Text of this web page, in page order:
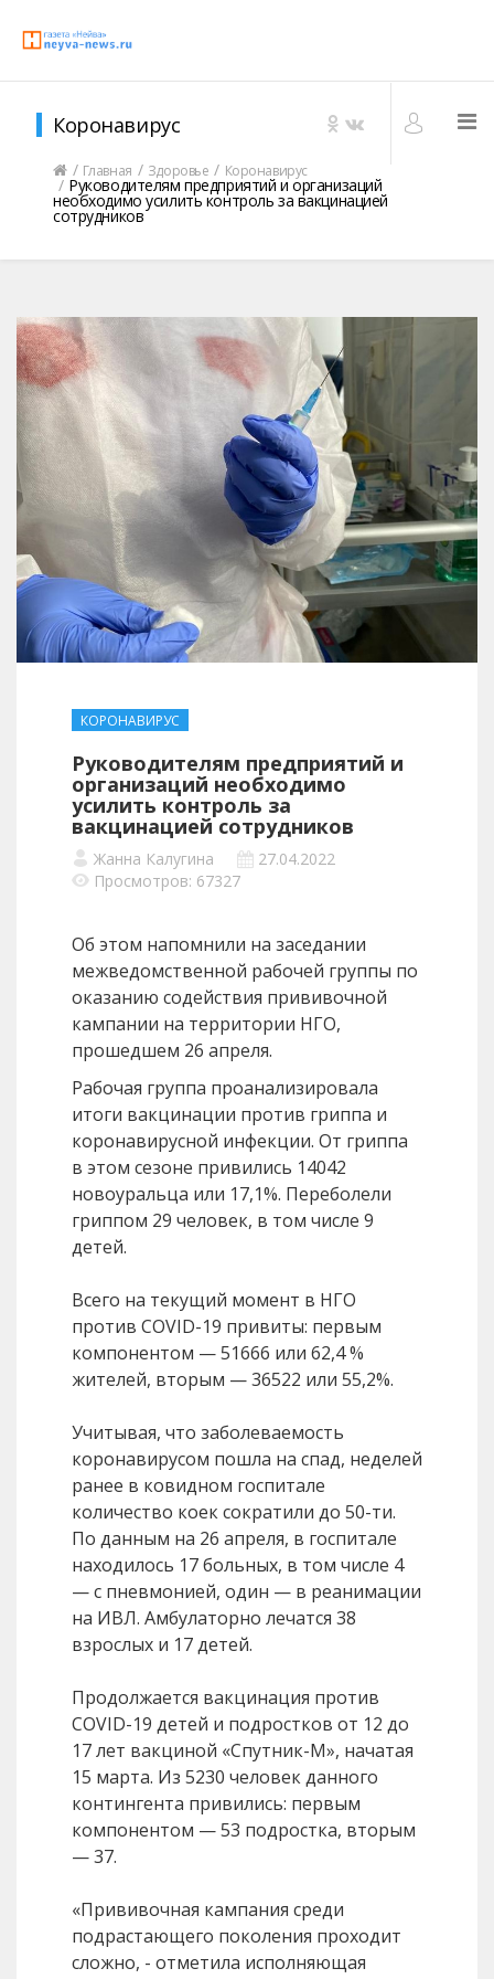
Коронавирус
Главная Здоровье Коронавирус
Руководителям предприятий и организаций
необходимо усилить контроль за вакцинацией
сотрудников
КОРОНАВИРУС
Руководителям предприятий и
организаций необходимо
усилить контроль за
вакцинацией сотрудников
Жанна Калугина
27.04.2022
Просмотров: 67327
Об этом напомнили на заседании
межведомственной рабочей группы по
оказанию содействия прививочной
кампании на территории НГО,
прошедшем 26 апреля.
Рабочая группа проанализировала
итоги вакцинации против гриппа и
коронавирусной инфекции. От гриппа
в этом сезоне привились 14042
новоуральца или 17,1%. Переболели
гриппом 29 человек, в том числе 9
детей.
Всего на текущий момент в НГО
против COVID-19 привиты: первым
компонентом — 51666 или 62,4 %
жителей, вторым — 36522 или 55,2%.
Учитывая, что заболеваемость
коронавирусом пошла на спад, неделей
ранее в ковидном госпитале
количество коек сократили до 50-ти.
По данным на 26 апреля, в госпитале
находилось 17 больных, в том числе 4
— с пневмонией, один — в реанимации
на ИВЛ. Амбулаторно лечатся 38
взрослых и 17 детей.
Продолжается вакцинация против
COVID-19 детей и подростков от 12 до
17 лет вакциной «Спутник-М», начатая
15 марта. Из 5230 человек данного
контингента привились: первым
компонентом — 53 подростка, вторым
— 37.
«Прививочная кампания среди
подрастающего поколения проходит
сложно, - отметила исполняющая